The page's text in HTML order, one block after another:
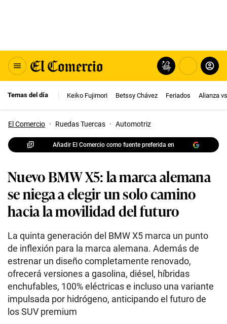
Temas del día Keiko Fujimori Betssy Chávez Feriados Alianza
El Comercio · Ruedas Tuercas · Automotriz
Añadir El Comercio como fuente preferida en
Nuevo BMW X5: la marca alemana
se niega a elegir un solo camino
hacia la movilidad del futuro
La quinta generación del BMW X5 marca un punto
de inflexión para la marca alemana. Además de
estrenar un diseño completamente renovado,
ofrecerá versiones a gasolina, diésel, híbridas
enchufables, 100% eléctricas e incluso una variante
impulsada por hidrógeno, anticipando el futuro de
los SUV premium